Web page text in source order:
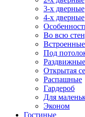
3-х дверные
4-х дверные
Во всю
Под
Открытая
Распашные
Гардероб
Для
Эконом
Гостиные